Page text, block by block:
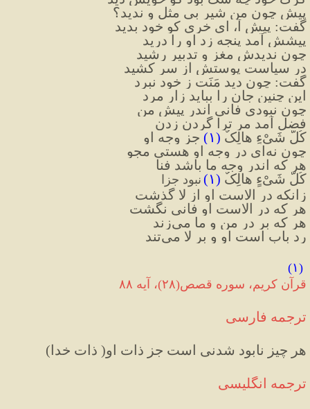
پیش چون من شیر بی مثل و ندید؟
گفت: پیش آ، ای خری کو خود بدید
پیشش آمد پنجه زد او را درید
چون ندیدش مغز و تدبیر رشید
در سیاست پوستش از سر کشید
گفت: چون دید مَنَت ز خود نبرد
این چنین جان را بباید زار مرد
چون نبودی فانی اندر پیش من
فضل آمد مر ترا گردن زدن
کُلُّ شَیْءٍ هالِکٌ (۱)
جز وجه او
چون نه‌ای در وجه او هستی مجو
هر که اندر وجه ما باشد فنا
کُلُّ شَیْءٍ هالِکٌ (۱) نبود جزا
زانکه در الاست او از لا گذشت
هر که در الاست او فانی نگشت
هر که بر در من و ما می‌زند
رد باب است او و بر لا می‌تند
(۱)
قرآن کریم، سوره قصص(۲۸)، آیه ۸۸
ترجمه فارسی
(هر چیز نابود شدنی است جز ذات او( ذات خدا
ترجمه انگلیسی